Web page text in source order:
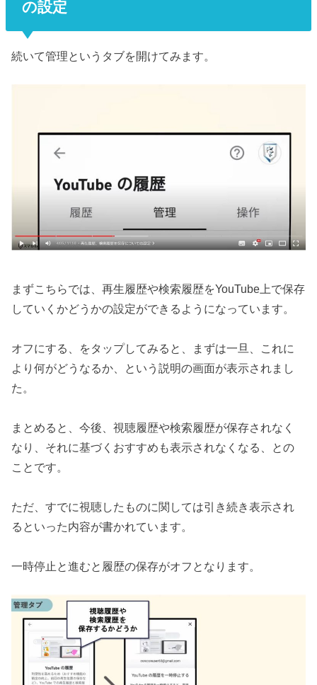
の設定
続いて管理というタブを開けてみます。
まずこちらでは、再生履歴や検索履歴をYouTube上で保存
していくかどうかの設定ができるようになっています。
オフにする、をタップしてみると、まずは一旦、これに
より何がどうなるか、という説明の画面が表示されまし
た。
まとめると、今後、視聴履歴や検索履歴が保存されなく
なり、それに基づくおすすめも表示されなくなる、との
ことです。
ただ、すでに視聴したものに関しては引き続き表示され
るといった内容が書かれています。
一時停止と進むと履歴の保存がオフとなります。